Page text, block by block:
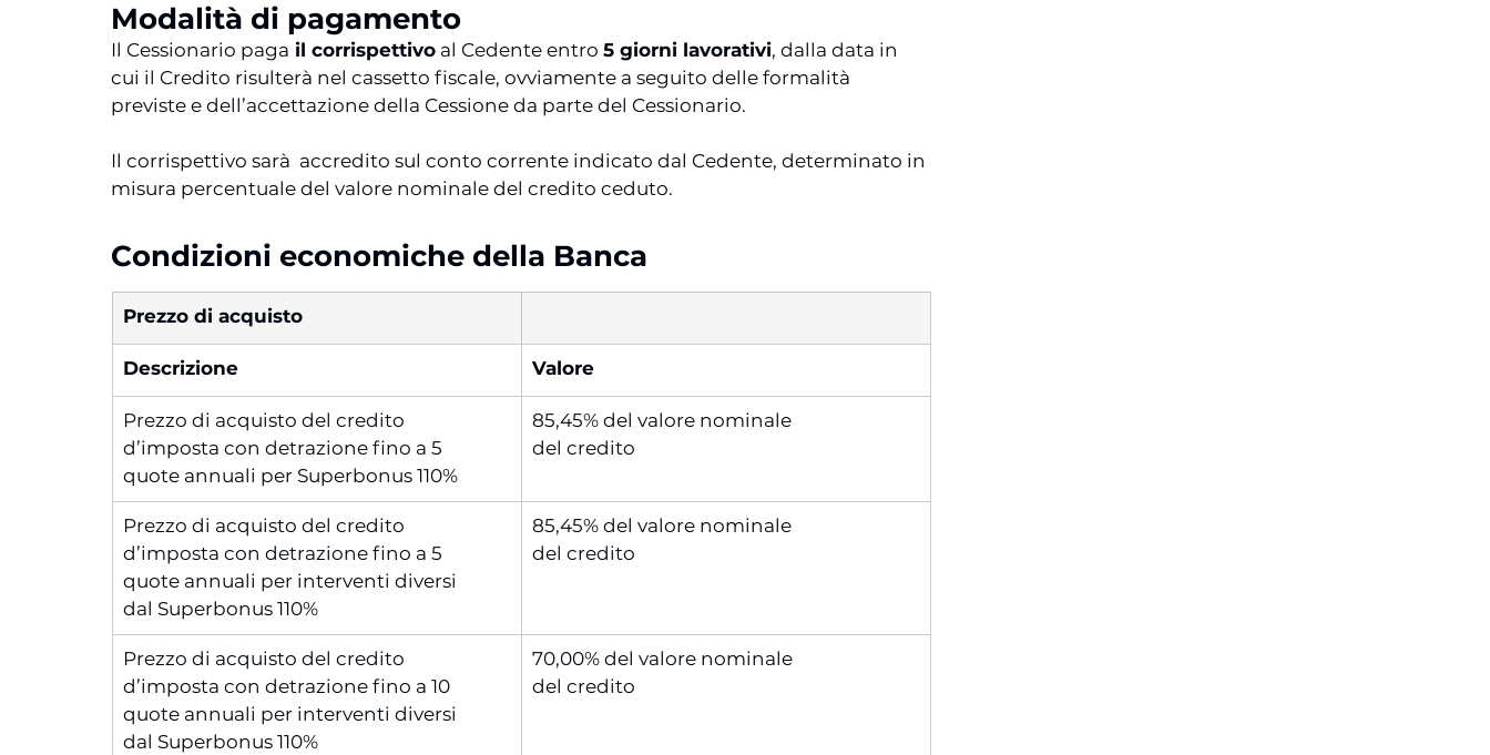
Modalità di pagamento
Il Cessionario paga il corrispettivo al Cedente entro 5 giorni lavorativi, dalla data in
cui il Credito risulterà nel cassetto fiscale, ovviamente a seguito delle formalità
previste e dell’accettazione della Cessione da parte del Cessionario.
Il corrispettivo sarà  accredito sul conto corrente indicato dal Cedente, determinato in
misura percentuale del valore nominale del credito ceduto.
Condizioni economiche della Banca
Prezzo di acquisto
Descrizione Valore
Prezzo di acquisto del credito
d’imposta con detrazione fino a 5
quote annuali per Superbonus 110%
85,45% del valore nominale
del credito
Prezzo di acquisto del credito
d’imposta con detrazione fino a 5
quote annuali per interventi diversi
dal Superbonus 110%
85,45% del valore nominale
del credito
Prezzo di acquisto del credito
d’imposta con detrazione fino a 10
quote annuali per interventi diversi
dal Superbonus 110%
70,00% del valore nominale
del credito